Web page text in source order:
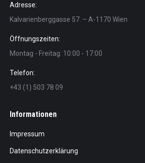
Adresse:
Kalvarienberggasse 57. – A-1170 Wien
Öffnungszeiten:
Montag - Freitag: 10:00 - 17:00
Telefon:
+43 (1) 503 78 09
Informationen
Impressum
Datenschutzerklärung